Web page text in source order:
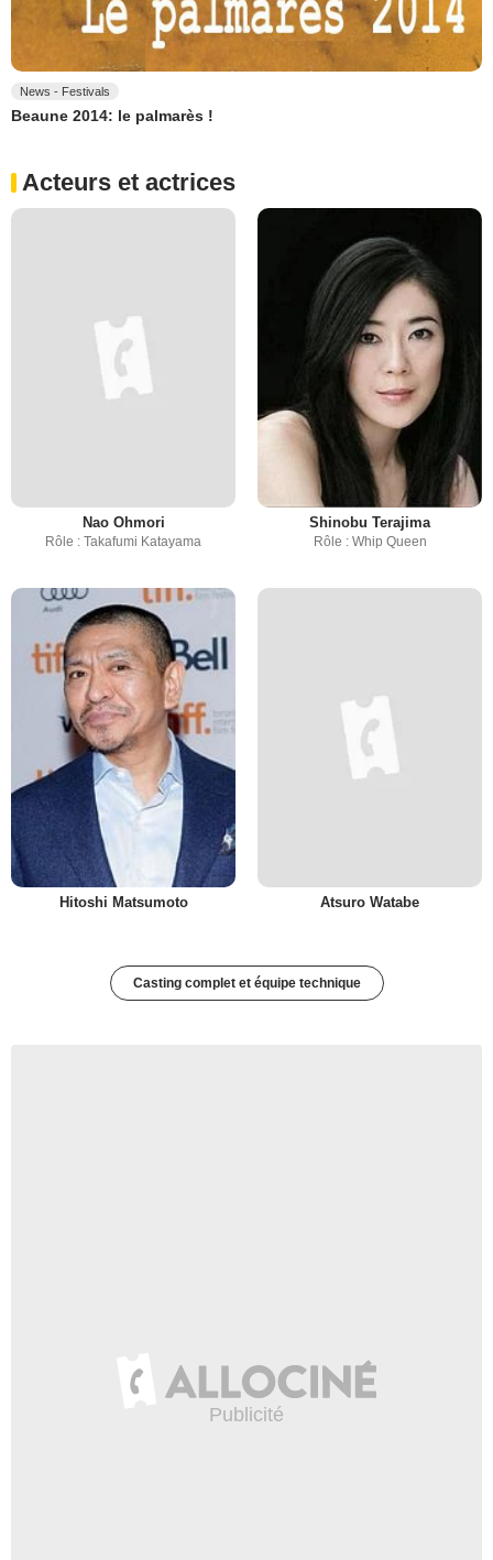
News - Festivals
Beaune 2014: le palmarès !
Acteurs et actrices
Nao Ohmori
Rôle : Takafumi Katayama
Shinobu Terajima
Rôle : Whip Queen
Hitoshi Matsumoto Atsuro Watabe
Casting complet et équipe technique